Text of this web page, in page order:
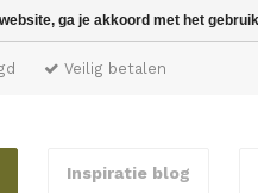
Veilig betalen
Inspiratie blog
ga je akkoord met het